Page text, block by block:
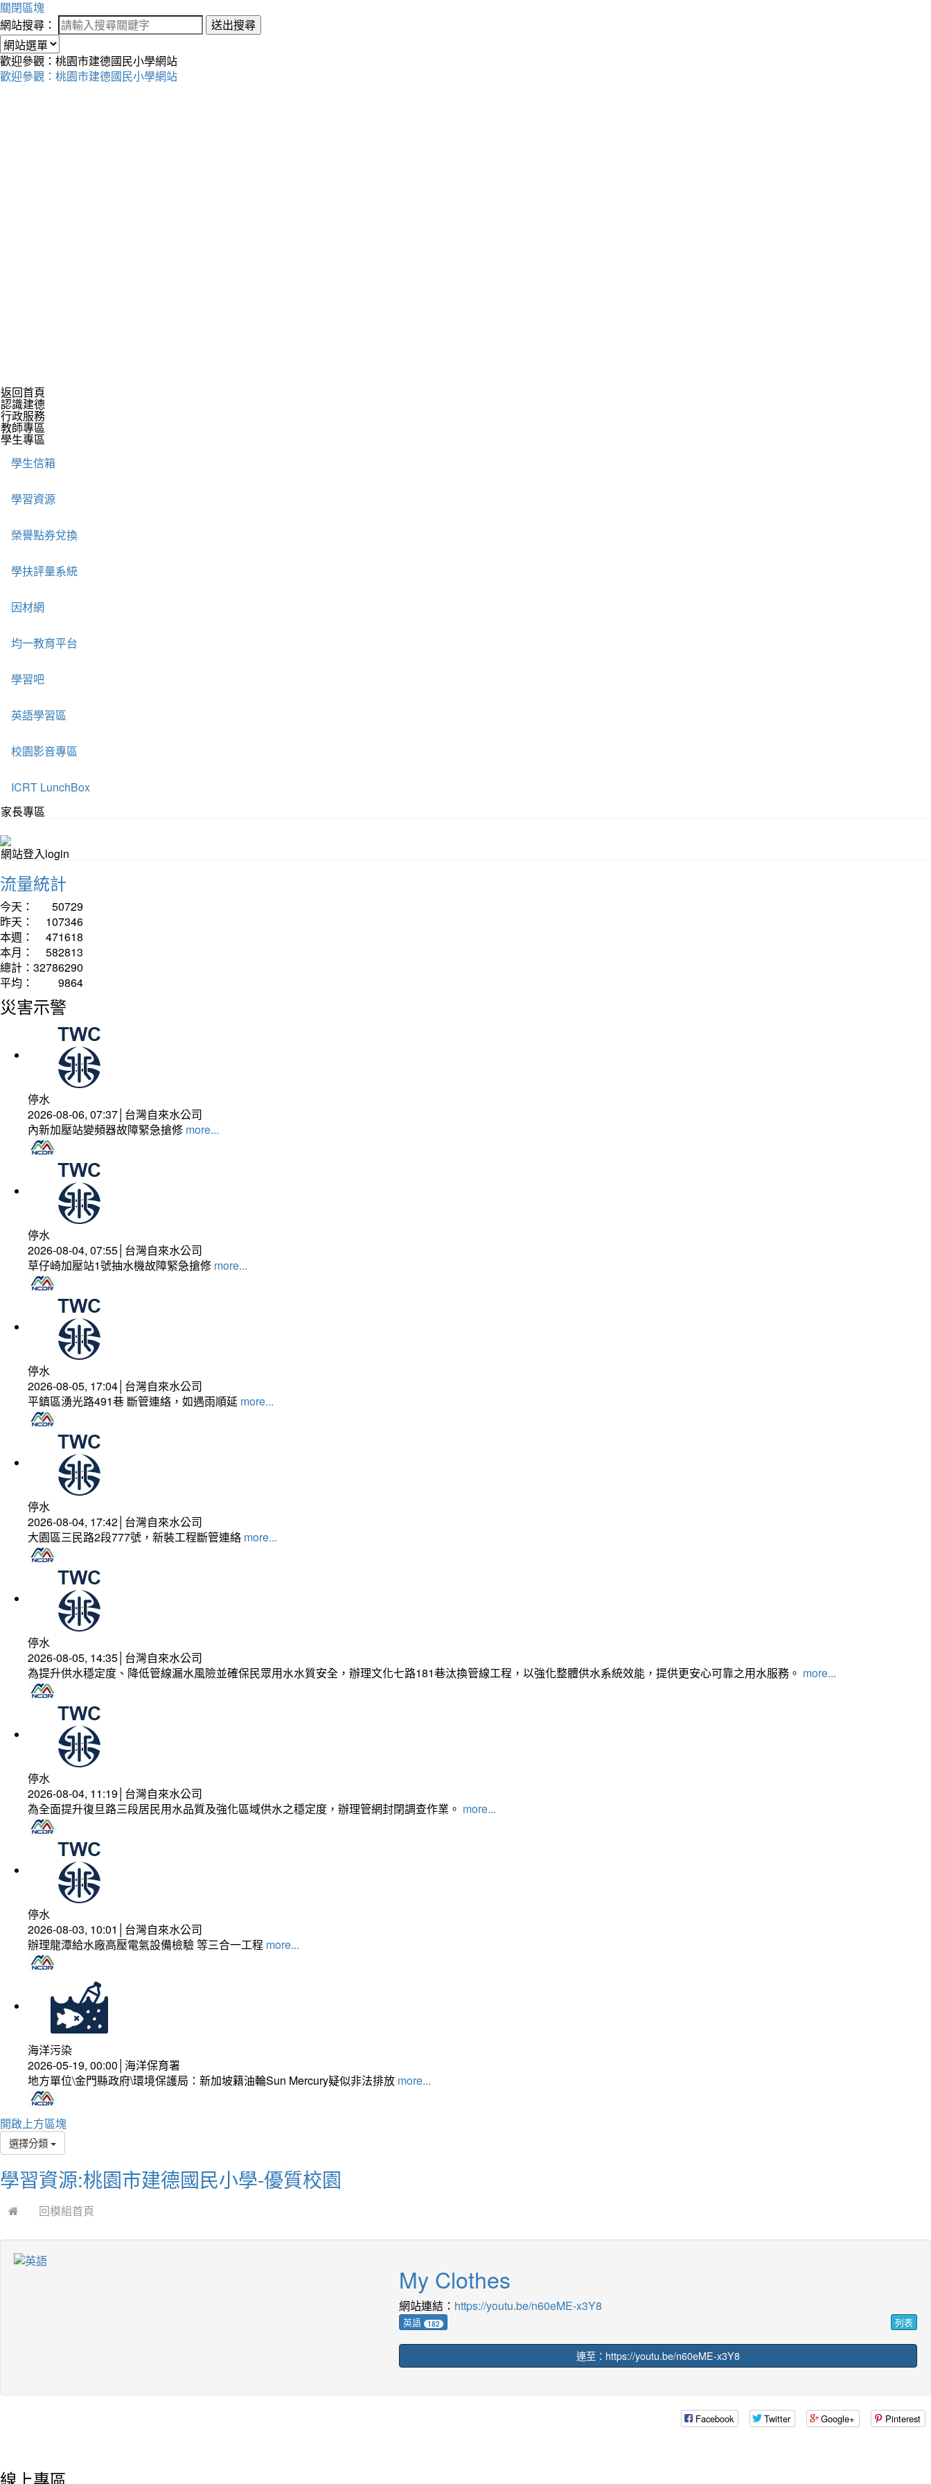
關閉區塊
網站搜尋：
送出搜尋
歡迎參觀：桃園市建德國民小學網站
歡迎參觀：桃園市建德國民小學網站
返回首頁
認識建德
行政服務
教師專區
學生專區
學生信箱
學習資源
榮譽點券兌換
學扶評量系統
因材網
均一教育平台
學習吧
英語學習區
校園影音專區
ICRT LunchBox
家長專區
網站登入login
流量統計
今天：
50729
昨天：
107346
本週：
471618
本月：
582813
總計： 32786290
平均：
9864
災害示警
停水
2026-08-06, 07:37│台灣自來水公司
內新加壓站變頻器故障緊急搶修 more...
停水
2026-08-04, 07:55│台灣自來水公司
草仔崎加壓站1號抽水機故障緊急搶修 more...
停水
2026-08-05, 17:04│台灣自來水公司
平鎮區湧光路491巷 斷管連絡，如遇雨順延 more...
停水
2026-08-04, 17:42│台灣自來水公司
大園區三民路2段777號，新裝工程斷管連絡 more...
停水
2026-08-05, 14:35│台灣自來水公司
為提升供水穩定度、降低管線漏水風險並確保民眾用水水質安全，辦理文化七路181巷汰換管線工程，以強化整體供水系統效能，提供更安心可靠之用水服務。 more...
停水
2026-08-04, 11:19│台灣自來水公司
為全面提升復旦路三段居民用水品質及強化區域供水之穩定度，辦理管網封閉調查作業。 more...
停水
2026-08-03, 10:01│台灣自來水公司
辦理龍潭給水廠高壓電氣設備檢驗 等三合一工程 more...
海洋污染
2026-05-19, 00:00│海洋保育署
地方單位\金門縣政府\環境保護局：新加坡籍油輪Sun Mercury疑似非法排放 more...
開啟上方區塊
選擇分類
學習資源:桃園市建德國民小學-優質校園
回模組首頁
My Clothes
網站連結： https://youtu.be/n60eME-x3Y8
英語 182 列表
連至：https://youtu.be/n60eME-x3Y8
Facebook Twitter Google+ Pinterest
線上專區